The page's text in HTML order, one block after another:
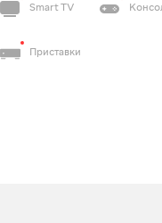
Smart TV
Приставки